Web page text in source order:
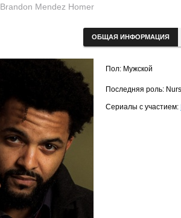
Brandon Mendez Homer
ОБЩАЯ ИНФОРМАЦИЯ
Пол: Мужской
Последняя роль:
Сериалы с участием: